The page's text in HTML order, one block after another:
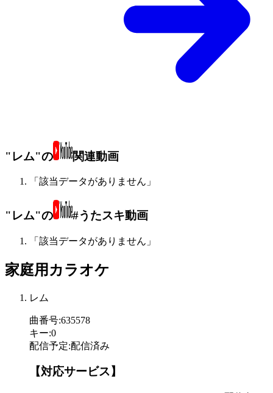
"レム"の 関連動画
「該当データがありません」
"レム"の #うたスキ動画
「該当データがありません」
家庭用カラオケ
レム
曲番号:635578
キー:0
配信予定:配信済み
【対応サービス】